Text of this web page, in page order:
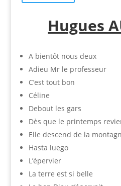
Hugues
A bientôt nous deux
Adieu Mr le professeur
C’est tout bon
Céline
Debout les gars
Dès que le printemps
Elle descend de la
Hasta luego
L’épervier
La terre est si belle